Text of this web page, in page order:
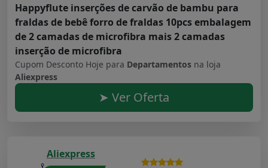
Happyflute inserções de carvão de bambu para
fraldas de bebê forro de fraldas 10pcs embalagem
de 2 camadas de microfibra mais 2 camadas
inserção de microfibra
Cupom Desconto Hoje para Departamentos na loja
Aliexpress
➤ Ver Oferta
Aliexpress